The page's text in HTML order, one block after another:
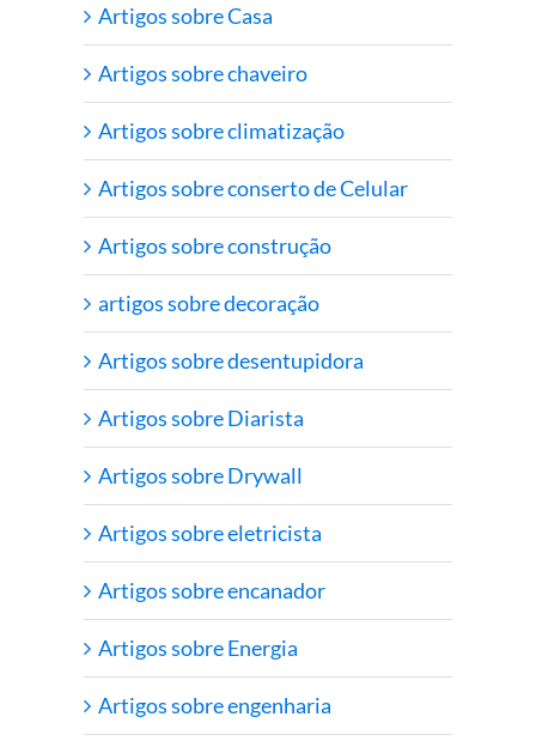
Artigos sobre Casa
Artigos sobre chaveiro
Artigos sobre climatização
Artigos sobre conserto de Celular
Artigos sobre construção
artigos sobre decoração
Artigos sobre desentupidora
Artigos sobre Diarista
Artigos sobre Drywall
Artigos sobre eletricista
Artigos sobre encanador
Artigos sobre Energia
Artigos sobre engenharia